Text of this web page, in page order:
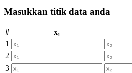
Masukkan titik data anda
# x₁
1
2
3